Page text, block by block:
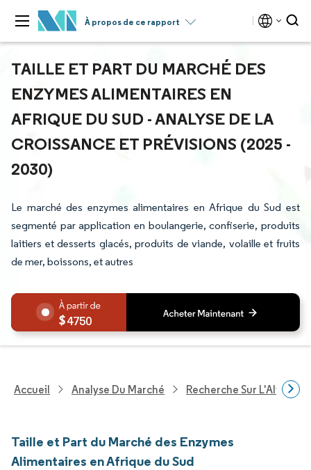
À propos de ce rapport
TAILLE ET PART DU MARCHÉ DES
ENZYMES ALIMENTAIRES EN
AFRIQUE DU SUD - ANALYSE DE LA
CROISSANCE ET PRÉVISIONS (2025 -
2030)
Le marché des enzymes alimentaires en Afrique du Sud est
segmenté par application en boulangerie, confiserie, produits
laitiers et desserts glacés, produits de viande, volaille et fruits
de mer, boissons, et autres
4750
Accueil Analyse Du Marché Recherche Sur
Taille et Part du Marché des Enzymes
Alimentaires en Afrique du Sud